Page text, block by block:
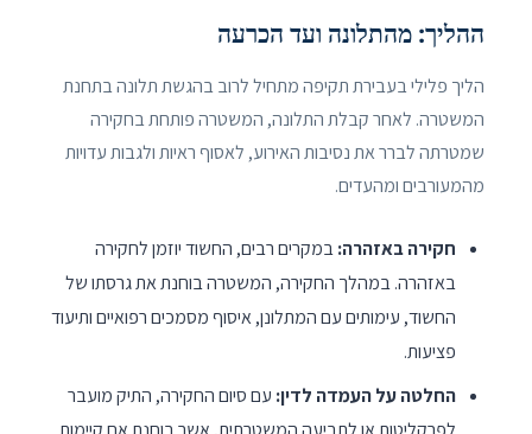
ההליך: מהתלונה ועד הכרעה
הליך פלילי בעבירת תקיפה מתחיל לרוב בהגשת תלונה בתחנת
המשטרה. לאחר קבלת התלונה, המשטרה פותחת בחקירה
שמטרתה לברר את נסיבות האירוע, לאסוף ראיות ולגבות עדויות
מהמעורבים ומהעדים.
חקירה באזהרה:במקרים רבים, החשוד יוזמן לחקירה
באזהרה. במהלך החקירה, המשטרה בוחנת את גרסתו של
החשוד, עימותים עם המתלונן, איסוף מסמכים רפואיים ותיעוד
פציעות.
החלטה על העמדה לדין: עם סיום החקירה, התיק מועבר